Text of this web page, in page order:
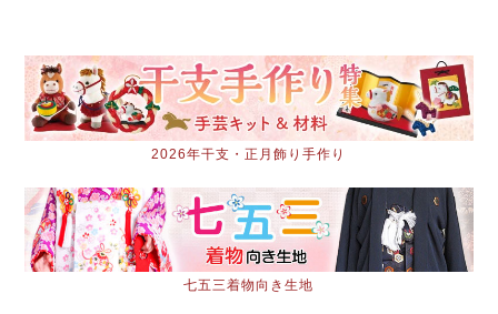
2026年干支・正月飾り手作り
七五三着物向き生地